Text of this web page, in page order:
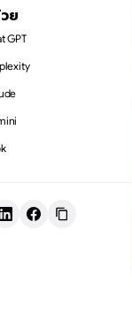
ย
GPT